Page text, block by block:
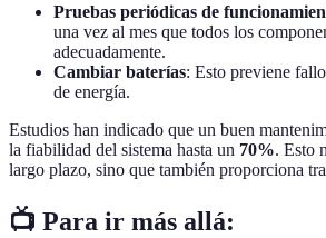
Pruebas periódicas de
una vez al mes que todos los
adecuadamente.
Cambiar baterías: Esto previene
de energía.
Estudios han indicado que un buen
la fiabilidad del sistema hasta un 70%. Esto
largo plazo, sino que también proporciona
📺 Para ir más allá: